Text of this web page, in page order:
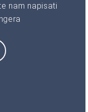
nam napisati